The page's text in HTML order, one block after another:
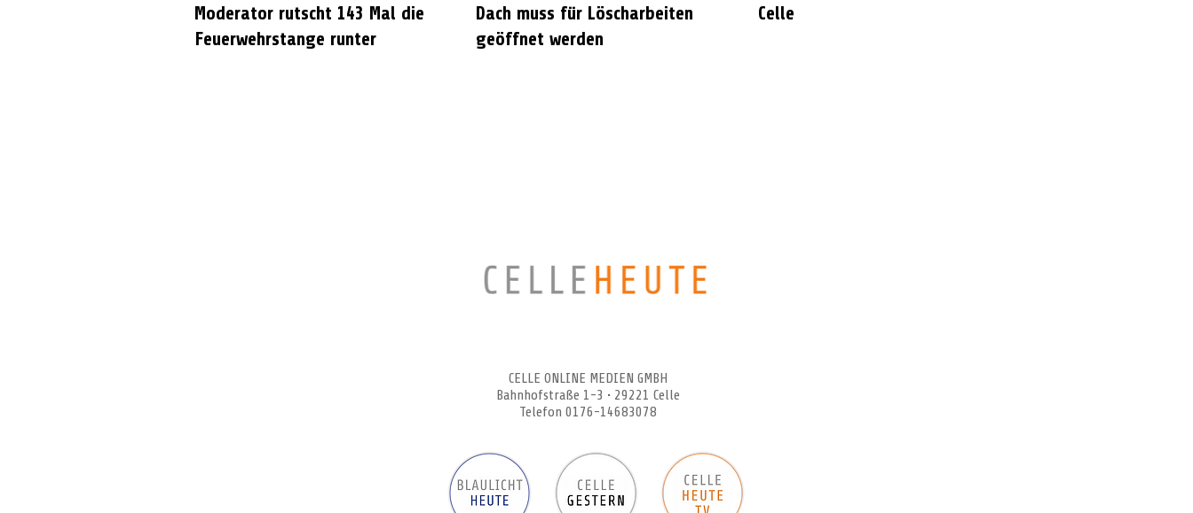
Moderator rutscht 143 Mal die
Feuerwehrstange runter
Dach muss für Löscharbeiten
geöffnet werden
Celle
CELLE ONLINE MEDIEN GMBH
Bahnhofstraße 1-3 • 29221 Celle
Telefon 0176-14683078